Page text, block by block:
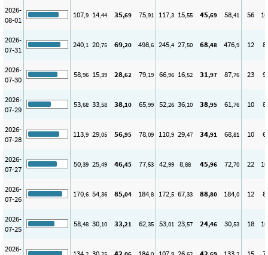
2026-
08-01
107,9 14,44 35,69 75,91 117,3 15,55 45,69 58,41 56 10
2026-
07-31
240,1 20,75 69,20 498,6 245,4 27,50 68,48 476,9 12 8
2026-
07-30
58,96 15,39 28,62 79,19 66,96 16,52 31,97 87,76 23 9
2026-
07-29
53,68 33,58 38,10 65,99 52,26 36,10 38,95 61,76 10 8
2026-
07-28
113,9 29,05 56,95 78,09 110,9 29,47 34,91 68,81 10 6
2026-
07-27
50,39 25,49 46,45 77,53 42,99 8,88 45,96 72,70 22 10
2026-
07-26
170,6 54,36 85,04 184,8 172,5 67,33 88,80 184,0 12 8
2026-
07-25
58,48 30,10 33,21 62,35 53,01 23,57 24,46 30,53 18 10
2026-